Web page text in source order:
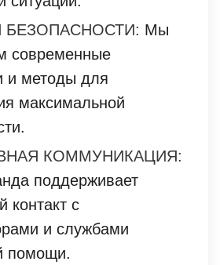
БЕЗОПАСНОСТИ: Мы
современные
и методы для
максимальной
КОММУНИКАЦИЯ:
поддерживает
контакт с
и службами
помощи.